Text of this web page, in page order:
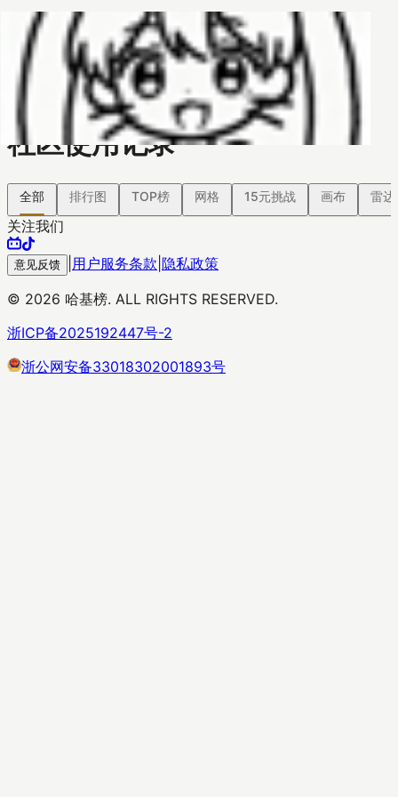
哈基榜
搜索
创建模板
返回模版
社区使用记录
全部 排行图 TOP榜 网格 15元挑战 画布 雷达
关注我们
意见反馈 用户服务条款 隐私政策
© 2026 哈基榜. ALL RIGHTS RESERVED.
浙ICP备2025192447号-2
浙公网安备33018302001893号